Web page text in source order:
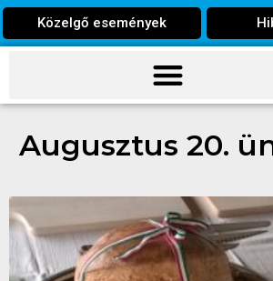
Közelgő események
Augusztus 20.